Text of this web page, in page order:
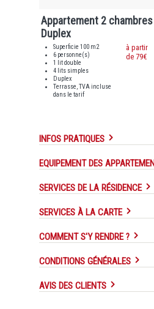
Appartement 2 chambres
Duplex
Superficie 100 m2
6 personne(s)
1 lit double
4 lits simples
Duplex
Terrasse, TVA incluse
dans le tarif
à partir
de 79€
INFOS PRATIQUES
EQUIPEMENT DES
SERVICES DE LA RÉSIDENCE
SERVICES À LA CARTE
COMMENT S'Y RENDRE ?
CONDITIONS GÉNÉRALES
AVIS DES CLIENTS